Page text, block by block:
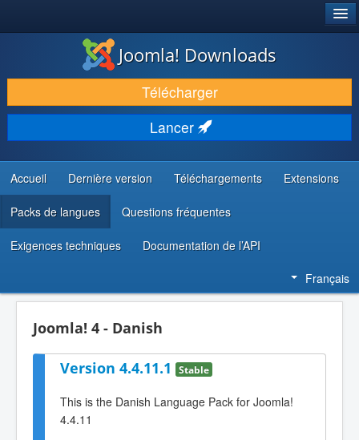
TÉLÉCHARGER & ÉTENDRE
DÉCOUVRIR & APPRENDRE
COMMUNAUTÉ & SUPPORT
RESSOURCES DÉVELOPPEURS
Joomla! Downloads
Télécharger
Lancer
Accueil Dernière version Téléchargements Extensions
Packs de langues Questions fréquentes
Exigences techniques Documentation de l’API
Français
Joomla! 4 - Danish
Version 4.4.11.1 Stable
This is the Danish Language Pack for Joomla!
4.4.11